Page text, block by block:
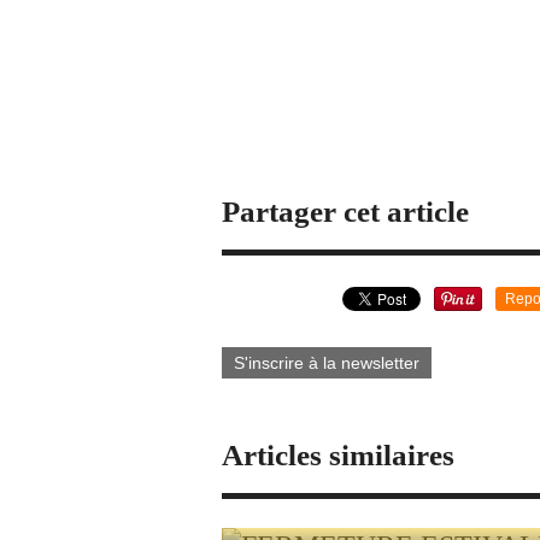
Partager cet article
S'inscrire à la newsletter
Articles similaires